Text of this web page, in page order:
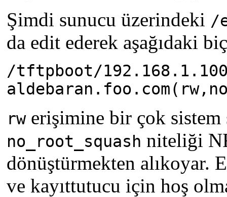
Şimdi sunucu üzerindeki /
da edit ederek aşağıdaki
/tftpboot/
rwerişimine bir çok sistem
no_root_squash niteliği
dönüştürmekten alıkoyar.
ve kayıttutucu için hoş